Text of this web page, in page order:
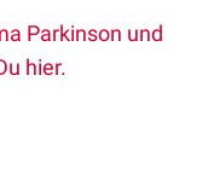
Parkinson und
hier.